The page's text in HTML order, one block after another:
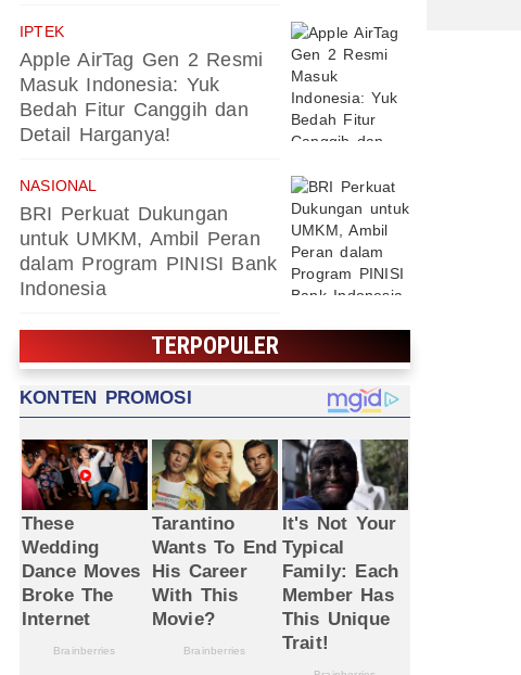
IPTEK
Apple AirTag Gen 2 Resmi
Masuk Indonesia: Yuk
Bedah Fitur Canggih dan
Detail Harganya!
NASIONAL
BRI Perkuat Dukungan
untuk UMKM, Ambil Peran
dalam Program PINISI Bank
Indonesia
TERPOPULER